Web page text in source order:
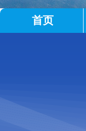
首页